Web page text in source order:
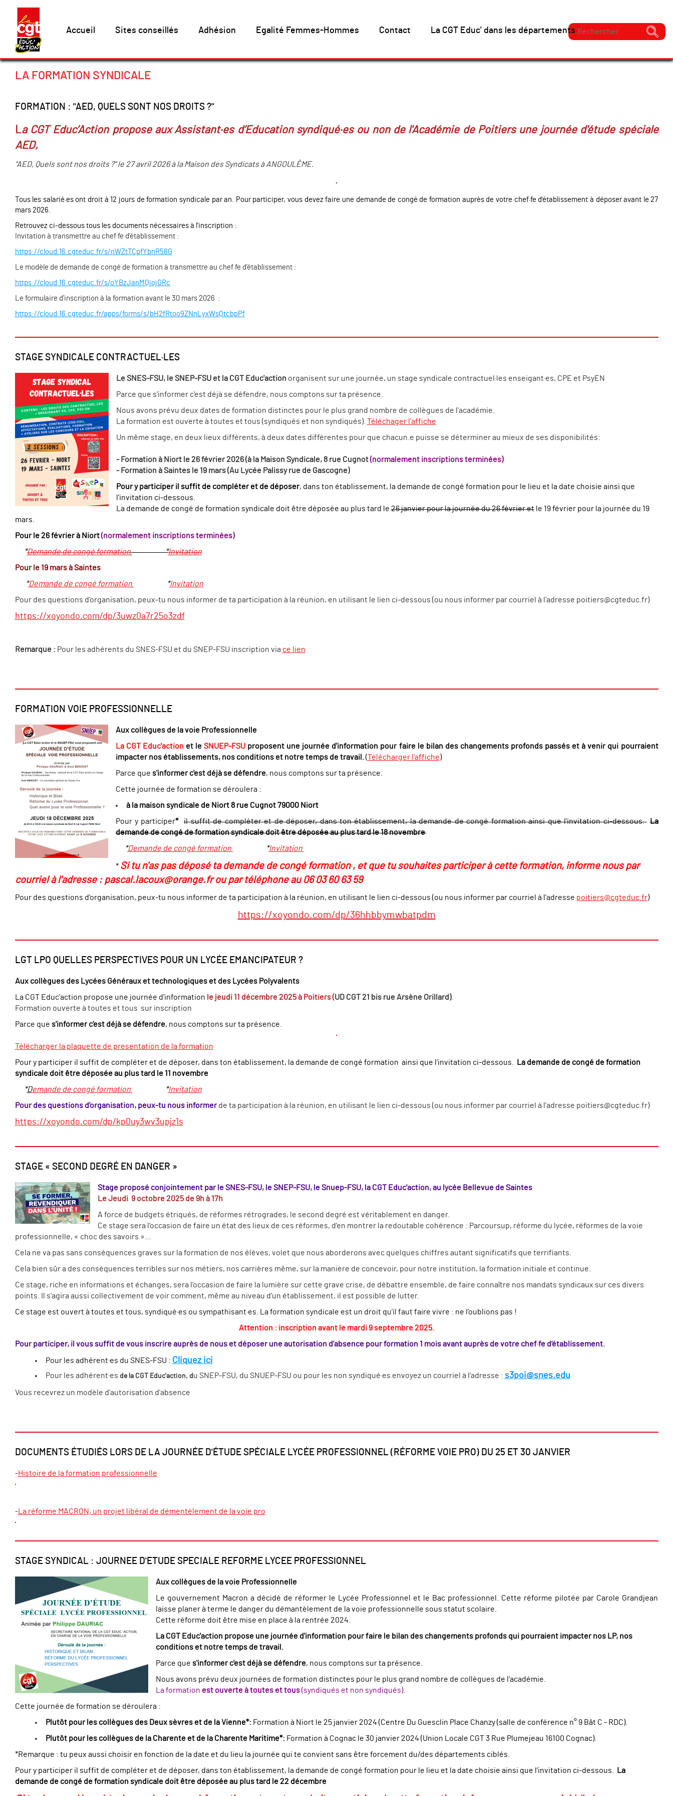
Accueil Sites conseillés Adhésion Egalité Femmes-Hommes Contact La CGT Educ' dans les départements
LA FORMATION SYNDICALE
FORMATION : "AED, QUELS SONT NOS DROITS ?"
La CGT Educ’Action propose aux Assistant·es d’Education syndiqué·es ou non de l'Académie de Poitiers une journée d'étude spéciale
AED,
"AED, Quels sont nos droits ?" le 27 avril 2026 à la Maison des Syndicats à ANGOULÊME.
Tous les salarié·es ont droit à 12 jours de formation syndicale par an. Pour participer, vous devez faire une demande de congé de formation auprès de votre chef·fe d'établissement à déposer avant le 27
mars 2026.
Retrouvez ci-dessous tous les documents nécessaires à l’inscription :
Invitation à transmettre au chef·fe d’établissement :
https://cloud.16.cgteduc.fr/s/nWZtTCpfYbnR58G
Le modèle de demande de congé de formation à transmettre au chef·fe d’établissement :
https://cloud.16.cgteduc.fr/s/oYBzJanMQjojGRc
Le formulaire d’inscription à la formation avant le 30 mars 2026 :
https://cloud.16.cgteduc.fr/apps/forms/s/bH2fRtoo9ZNnLyxWsQtcbpPf
STAGE SYNDICALE CONTRACTUEL·LES
Le SNES-FSU, le SNEP-FSU et la CGT Educ'action organisent sur une journée, un stage syndicale contractuel·les enseigant·es, CPE et PsyEN
Parce que s'informer c'est déjà se défendre, nous comptons sur ta présence.
Nous avons prévu deux dates de formation distinctes pour le plus grand nombre de collègues de l'académie.
La formation est ouverte à toutes et tous (syndiqués et non syndiqués). Téléchager l'affiche
Un même stage, en deux lieux différents, à deux dates différentes pour que chacun.e puisse se déterminer au mieux de ses disponibilités:
- Formation à Niort le 26 février 2026 (à la Maison Syndicale, 8 rue Cugnot(normalement inscriptions terminées)
- Formation à Saintes le 19 mars (Au Lycée Palissy rue de Gascogne)
Pour y participer il suffit de compléter et de déposer, dans ton établissement, la demande de congé formation pour le lieu et la date choisie ainsi que
l’invitation ci-dessous.
La demande de congé de formation syndicale doit être déposée au plus tard le26 janvier pour la journée du 26 février etle 19 février pour la journée du 19
mars.
Pour le 26 février à Niort(normalement inscriptions terminées)
*Demande de congé formation*Invitation
Pour le 19 mars à Saintes
*Demande de congé formation *Invitation
Pour des questions d’organisation, peux-tu nous informer de ta participation à la réunion, en utilisant le lien ci-dessous (ou nous informer par courriel à l’adresse poitiers@cgteduc.fr)
https://xoyondo.com/dp/3uwz0a7r25o3zdf
Remarque :Pour les adhérents du SNES-FSU et du SNEP-FSU inscription via ce lien
FORMATION VOIE PROFESSIONNELLE
Aux collègues de la voie Professionnelle
La CGT Educ'action et leSNUEP-FSUproposent une journée d'information pour faire le bilan des changements profonds passés et à venir qui pourraient
impacter nos établissements, nos conditions et notre temps de travail.(Télécharger l'affiche)
Parce que s'informer c'est déjà se défendre, nous comptons sur ta présence.
Cette journée de formation se déroulera :
à la maison syndicale de Niort 8 rue Cugnot 79000 Niort
Pour y participer* il suffit de compléter et de déposer, dans ton établissement, la demande de congé formation ainsi que l’invitation ci-dessous. La
demande de congé de formation syndicale doit être déposée au plus tard le 18 novembre
*Demande de congé formation *Invitation
* Si tu n'as pas déposé ta demande de congé formation , et que tu souhaites participer à cette formation, informe nous par
courriel à l'adresse : pascal.lacoux@orange.fr ou par téléphone au 06 03 60 63 59
Pour des questions d’organisation, peux-tu nous informer de ta participation à la réunion, en utilisant le lien ci-dessous (ou nous informer par courriel à l’adresse poitiers@cgteduc.fr)
https://xoyondo.com/dp/36hhbbymwbatpdm
LGT LPO QUELLES PERSPECTIVES POUR UN LYCÉE EMANCIPATEUR ?
Aux collègues des Lycées Généraux et technologiques et des Lycées Polyvalents
La CGT Educ'action propose une journée d'information le jeudi 11 décembre 2025 à Poitiers (UD CGT 21 bis rue Arsène Orillard).
Formation ouverte à toutes et tous sur inscription
Parce que s'informer c'est déjà se défendre, nous comptons sur ta présence.
Télécharger la plaquette de presentation de la formation
Pour y participer il suffit de compléter et de déposer, dans ton établissement, la demande de congé formation ainsi que l’invitation ci-dessous.
La demande de congé de formation
syndicale doit être déposée au plus tard le 11 novembre
*Demande de congé formation *Invitation
Pour des questions d’organisation, peux-tu nous informer de ta participation à la réunion, en utilisant le lien ci-dessous (ou nous informer par courriel à l’adresse poitiers@cgteduc.fr)
https://xoyondo.com/dp/kp0uy3wv3upjz1s
STAGE « SECOND DEGRÉ EN DANGER »
Stage proposé conjointement par le SNES-FSU, le SNEP-FSU, le Snuep-FSU, la CGT Educ’action, au lycée Bellevue de Saintes
Le Jeudi 9 octobre 2025 de 9h à 17h
A force de budgets étriqués, de réformes rétrogrades, le second degré est véritablement en danger.
Ce stage sera l’occasion de faire un état des lieux de ces réformes, d’en montrer la redoutable cohérence : Parcoursup, réforme du lycée, réformes de la voie
professionnelle, « choc des savoirs »…
Cela ne va pas sans conséquences graves sur la formation de nos élèves, volet que nous aborderons avec quelques chiffres autant significatifs que terrifiants.
Cela bien sûr a des conséquences terribles sur nos métiers, nos carrières même, sur la manière de concevoir, pour notre institution, la formation initiale et continue.
Ce stage, riche en informations et échanges, sera l’occasion de faire la lumière sur cette grave crise, de débattre ensemble, de faire connaître nos mandats syndicaux sur ces divers
points. Il s’agira aussi collectivement de voir comment, même au niveau d’un établissement, il est possible de lutter.
Ce stage est ouvert à toutes et tous, syndiqué·es ou sympathisant·es. La formation syndicale est un droit qu’il faut faire vivre : ne l’oublions pas !
Attention : inscription avant le mardi 9 septembre 2025.
Pour participer, il vous suffit de vous inscrire auprès de nous et déposer une autorisation d'absence pour formation 1 mois avant auprès de votre chef·fe d’établissement.
Pour les adhérent·es du SNES-FSU : Cliquez ici
Pour les adhérent·es de la CGT Educ'action, d u SNEP-FSU, du SNUEP-FSU ou pour les non syndiqué·es envoyez un courriel à l'adresse : s3poi@snes.edu
Vous recevrez un modèle d'autorisation d'absence
DOCUMENTS ÉTUDIÉS LORS DE LA JOURNÉE D'ÉTUDE SPÉCIALE LYCÉE PROFESSIONNEL (RÉFORME VOIE PRO) DU 25 ET 30 JANVIER
-Histoire de la formation professionnelle
-La réforme MACRON, un projet libéral de démentèlement de la voie pro
STAGE SYNDICAL : JOURNEE D'ETUDE SPECIALE REFORME LYCEE PROFESSIONNEL
Aux collègues de la voie Professionnelle
Le gouvernement Macron a décidé de réformer le Lycée Professionnel et le Bac professionnel. Cette réforme pilotée par Carole Grandjean
laisse planer à terme le danger du démantèlement de la voie professionnelle sous statut scolaire.
Cette réforme doit être mise en place à la rentrée 2024.
La CGT Educ'action propose une journée d'information pour faire le bilan des changements profonds qui pourraient impacter nos LP, nos
conditions et notre temps de travail.
Parce que s'informer c'est déjà se défendre, nous comptons sur ta présence.
Nous avons prévu deux journées de formation distinctes pour le plus grand nombre de collègues de l'académie.
La formation est ouverte à toutes et tous(syndiqués et non syndiqués).
Cette journée de formation se déroulera :
Plutôt pour les collègues des Deux sèvres et de la Vienne*: Formation à Niort le 25 janvier 2024 (Centre Du Guesclin Place Chanzy (salle de conférence n° 9 Bât C - RDC).
Plutôt pour les collègues de la Charente et de la Charente Maritime*: Formation à Cognac le 30 janvier 2024 (Union Locale CGT3 Rue Plumejeau 16100 Cognac).
*Remarque : tu peux aussi choisir en fonction de la date et du lieu la journée qui te convient sans être forcement du/des départements ciblés.
Pour y participer il suffit de compléter et de déposer, dans ton établissement, la demande de congé formation pour le lieu et la date choisie ainsi que l’invitation ci-dessous.
La
demande de congé de formation syndicale doit être déposée au plus tard le 22 décembre